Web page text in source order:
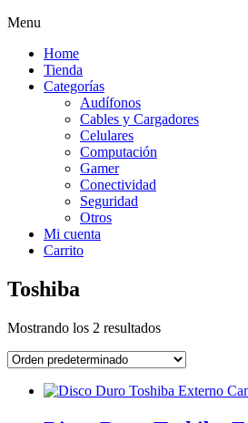
Menu
Home
Tienda
Categorías
Audífonos
Cables y Cargadores
Celulares
Computación
Gamer
Conectividad
Seguridad
Otros
Mi cuenta
Carrito
Toshiba
Mostrando los 2 resultados